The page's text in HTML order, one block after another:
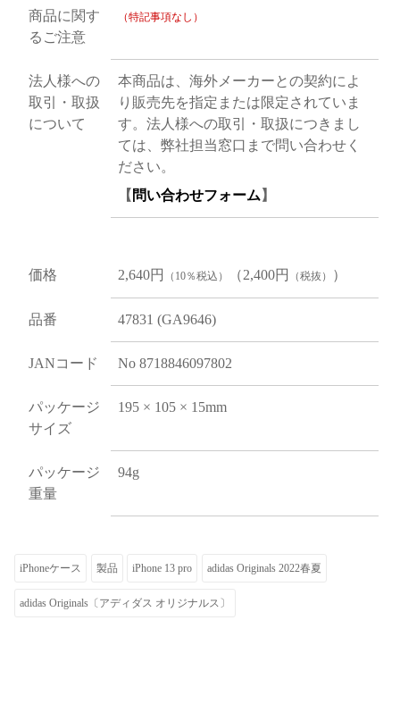
商品に関す
るご注意
（特記事項なし）
法人様への
取引・取扱
について
本商品は、海外メーカーとの契約によ
り販売先を指定または限定されていま
す。法人様への取引・取扱につきまし
ては、弊社担当窓口まで問い合わせく
ださい。
【 問い合わせフォーム 】
価格 2,640円 （10％税込） （2,400円 （税抜） ）
品番 47831 (GA9646)
JANコード No 8718846097802
パッケージ
サイズ
195 × 105 × 15mm
パッケージ
重量
94g
iPhoneケース 製品 iPhone 13 pro adidas Originals 2022春夏
adidas Originals〔アディダス オリジナルス〕